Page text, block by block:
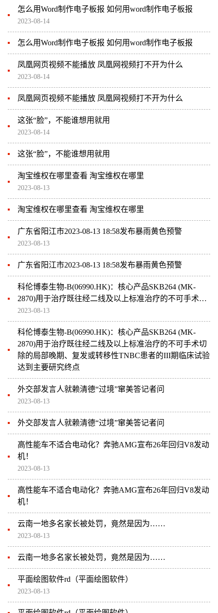
怎么用Word制作电子板报 如何用word制作电子板报
2023-08-14
怎么用Word制作电子板报 如何用word制作电子板报
凤凰网页视频不能播放 凤凰网视频打不开为什么
2023-08-14
凤凰网页视频不能播放 凤凰网视频打不开为什么
这张“脸”，不能谁想用就用
2023-08-14
这张“脸”，不能谁想用就用
淘宝维权在哪里查看 淘宝维权在哪里
2023-08-13
淘宝维权在哪里查看 淘宝维权在哪里
广东省阳江市2023-08-13 18:58发布暴雨黄色预警
2023-08-13
广东省阳江市2023-08-13 18:58发布暴雨黄色预警
科伦博泰生物-B(06990.HK)：核心产品SKB264 (MK-
2870)用于治疗既往经二线及以上标准治疗的不可手术切
除的局部晚期、复发或转移性TNBC患者的III期临床试验
达到主要研究终点
2023-08-13
科伦博泰生物-B(06990.HK)：核心产品SKB264 (MK-
2870)用于治疗既往经二线及以上标准治疗的不可手术切
除的局部晚期、复发或转移性TNBC患者的III期临床试验
达到主要研究终点
外交部发言人就赖清德“过境”窜美答记者问
2023-08-13
外交部发言人就赖清德“过境”窜美答记者问
高性能车不适合电动化？奔驰AMG宣布26年回归V8发动
机！
2023-08-13
高性能车不适合电动化？奔驰AMG宣布26年回归V8发动
机！
云南一地多名家长被处罚，竟然是因为……
2023-08-13
云南一地多名家长被处罚，竟然是因为……
平面绘图软件rd（平面绘图软件）
2023-08-13